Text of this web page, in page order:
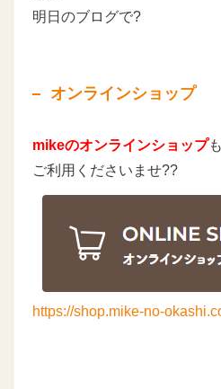
明日のブログで?
オンラインショップ
mikeのオンラインショップも
ご利用くださいませ??
https://shop.mike-no-